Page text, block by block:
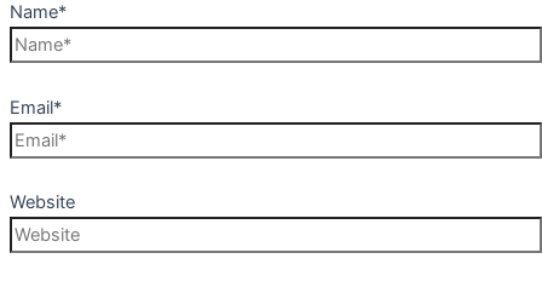
Name*
Email*
Website